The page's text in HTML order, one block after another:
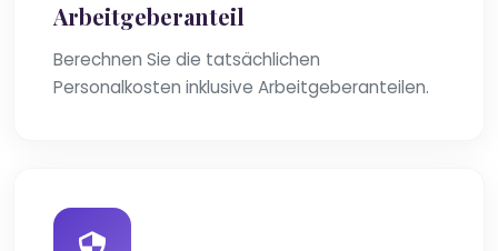
Arbeitgeberanteil
Berechnen Sie die tatsächlichen
Personalkosten inklusive Arbeitgeberanteilen.